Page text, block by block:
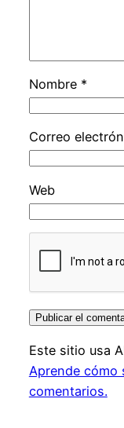
Nombre *
Correo
Web
Este sitio usa
Aprende cómo
comentarios.